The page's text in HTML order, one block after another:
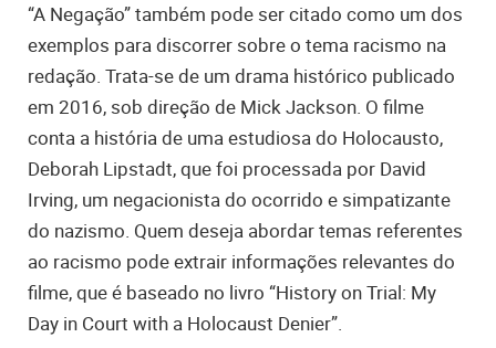
“A Negação” também pode ser citado como um dos
exemplos para discorrer sobre o tema racismo na
redação. Trata-se de um drama histórico publicado
em 2016, sob direção de Mick Jackson. O filme
conta a história de uma estudiosa do Holocausto,
Deborah Lipstadt,que foi processada por David
Irving, um negacionista do ocorrido e simpatizante
do nazismo. Quem deseja abordar temas referentes
ao racismo pode extrair informações relevantes do
filme, que é baseado no livro “History on Trial: My
Day in Court with a Holocaust Denier”.